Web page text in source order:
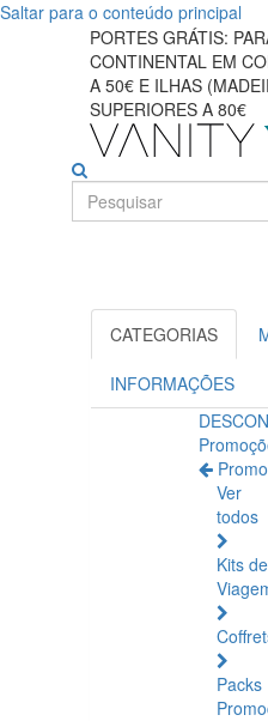
Saltar para o conteúdo principal
melhores
para
saúde
vitalidade
PORTES GRÁTIS:
CONTINENTAL EM
A 50€ E ILHAS
SUPERIORES A 80€
CATEGORIAS
INFORMAÇÕES
Ver
todos
Kits de
Packs